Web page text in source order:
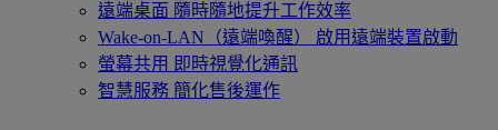
遠端桌面 隨時隨地提升工作效率
Wake-on-LAN（遠端喚醒）
啟用遠端裝置啟動
螢幕共用 即時視覺化通訊
智慧服務 簡化售後運作